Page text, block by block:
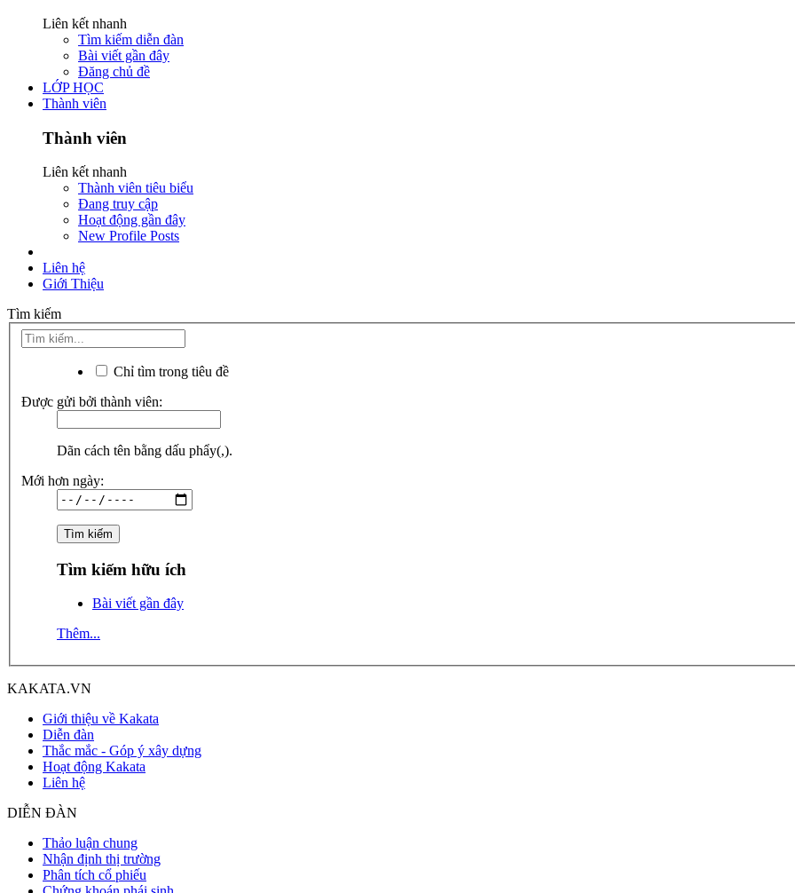
Liên kết nhanh
Tìm kiếm diễn đàn
Bài viết gần đây
Đăng chủ đề
LỚP HỌC
Thành viên
Thành viên
Liên kết nhanh
Thành viên tiêu biểu
Đang truy cập
Hoạt động gần đây
New Profile Posts
Liên hệ
Giới Thiệu
Tìm kiếm
Chỉ tìm trong tiêu đề
Được gửi bởi thành viên:
Dãn cách tên bằng dấu phẩy(,).
Mới hơn ngày:
Tìm kiếm hữu ích
Bài viết gần đây
Thêm...
KAKATA.VN
Giới thiệu về Kakata
Diễn đàn
Thắc mắc - Góp ý xây dựng
Hoạt động Kakata
Liên hệ
DIỄN ĐÀN
Thảo luận chung
Nhận định thị trường
Phân tích cổ phiếu